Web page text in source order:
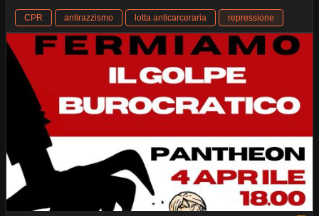
CPR antirazzismo lotta anticarceraria repressione